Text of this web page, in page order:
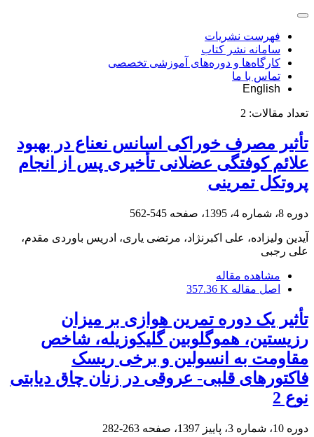
فهرست نشریات
سامانه نشر کتاب
کارگاه‌ها و دوره‌های آموزشی تخصصی
تماس با ما
English
تعداد مقالات: 2
تأثیر مصرف خوراکی اسانس نعناع در بهبود
علائم کوفتگی عضلانی تأخیری پس از انجام
پروتکل تمرینی
دوره 8، شماره 4، 1395، صفحه 545-562
آیدین ولیزاده، علی اکبرنژاد، مرتضی یاری، ادریس باوردی مقدم،
علی رجبی
مشاهده مقاله
اصل مقاله 357.36 K
تأثیر یک دوره تمرین هوازی بر میزان
رزیستین، هموگلوبین گلیکوزیله، شاخص
مقاومت به انسولین و برخی ریسک
فاکتورهای قلبی- عروقی در زنان چاق دیابتی
نوع 2
دوره 10، شماره 3، پاییز 1397، صفحه 263-282